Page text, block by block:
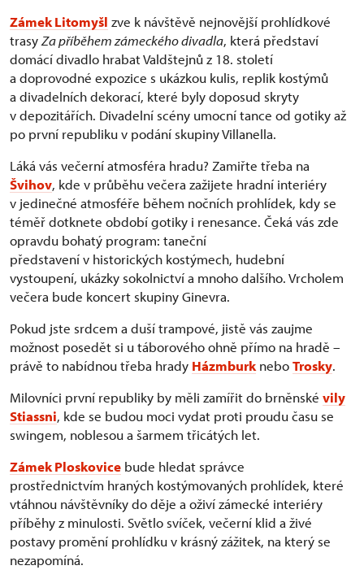
Zámek Litomyšl zve k návštěvě nejnovější prohlídkové
trasyZa příběhem zámeckého divadla, která představí
domácí divadlo hrabat Valdštejnů z 18. století
a doprovodné expozice s ukázkou kulis, replik kostýmů
a divadelních dekorací, které byly doposud skryty
v depozitářích. Divadelní scény umocní tance od gotiky až
po první republiku v podání skupiny Villanella.
Láká vás večerní atmosféra hradu? Zamiřte třeba na
Švihov, kde v průběhu večera zažijete hradní interiéry
v jedinečné atmosféře během nočních prohlídek, kdy se
téměř dotknete období gotiky i renesance. Čeká vás zde
opravdu bohatý program: taneční
představení v historických kostýmech, hudební
vystoupení, ukázky sokolnictví a mnoho dalšího. Vrcholem
večera bude koncert skupiny Ginevra.
Pokud jste srdcem a duší trampové, jistě vás zaujme
možnost posedět si u táborového ohně přímo na hradě –
právě to nabídnou třeba hrady Házmburk neboTrosky.
Milovníci první republiky by měli zamířit do brněnské vily
Stiassni, kde se budou moci vydat proti proudu času se
swingem, noblesou a šarmem třicátých let.
Zámek Ploskovice bude hledat správce
prostřednictvím hraných kostýmovaných prohlídek, které
vtáhnou návštěvníky do děje a oživí zámecké interiéry
příběhy z minulosti. Světlo svíček, večerní klid a živé
postavy promění prohlídku v krásný zážitek, na který se
nezapomíná.